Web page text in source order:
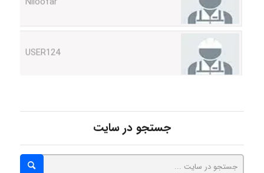
جستجو در سایت